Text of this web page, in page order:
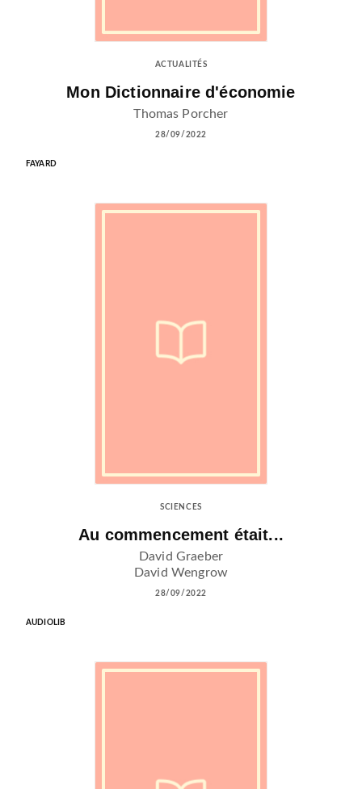
ACTUALITÉS
Mon Dictionnaire d'économie
Thomas Porcher
28/09/2022
FAYARD
SCIENCES
Au commencement était...
David Graeber
David Wengrow
28/09/2022
AUDIOLIB